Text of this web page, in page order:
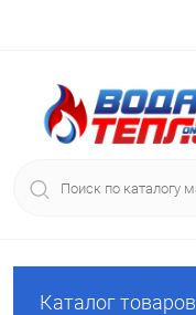
Каталог товаров